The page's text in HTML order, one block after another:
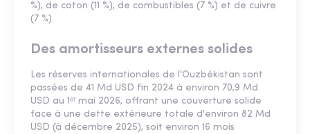
%), de coton (11 %), de combustibles (7 %) et de cuivre
(7 %).
Des amortisseurs externes solides
Les réserves internationales de l'Ouzbékistan sont
passées de 41 Md USD fin 2024 à environ 70,9 Md
USD au 1ᵉʳ mai 2026, offrant une couverture solide
face à une dette extérieure totale d'environ 82 Md
USD (à décembre 2025), soit environ 16 mois